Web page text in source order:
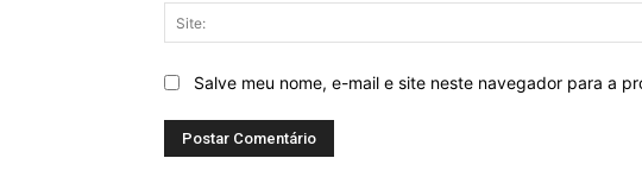
Salve meu nome, e-mail e site neste navegador para a